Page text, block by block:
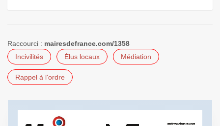
Raccourci : mairesdefrance.com/1358
Incivilités
Élus locaux Médiation
Rappel à l'ordre